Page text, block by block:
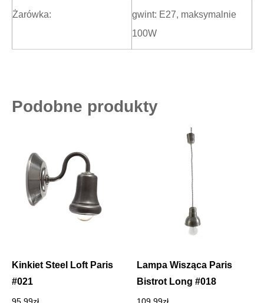
Żarówka:
gwint: E27, maksymalnie
100W
Podobne produkty
Kinkiet Steel Loft Paris
#021
Lampa Wisząca Paris
Bistrot Long #018